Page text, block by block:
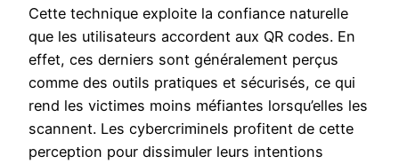
Cette technique exploite la confiance naturelle
que les utilisateurs accordent aux QR codes. En
effet, ces derniers sont généralement perçus
comme des outils pratiques et sécurisés, ce qui
rend les victimes moins méfiantes lorsqu’elles les
scannent. Les cybercriminels profitent de cette
perception pour dissimuler leurs intentions